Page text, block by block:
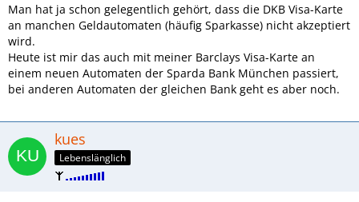
Man hat ja schon gelegentlich gehört, dass die DKB Visa-Karte
an manchen Geldautomaten (häufig Sparkasse) nicht akzeptiert
wird.
Heute ist mir das auch mit meiner Barclays Visa-Karte an
einem neuen Automaten der Sparda Bank München passiert,
bei anderen Automaten der gleichen Bank geht es aber noch.
kues
Lebenslänglich